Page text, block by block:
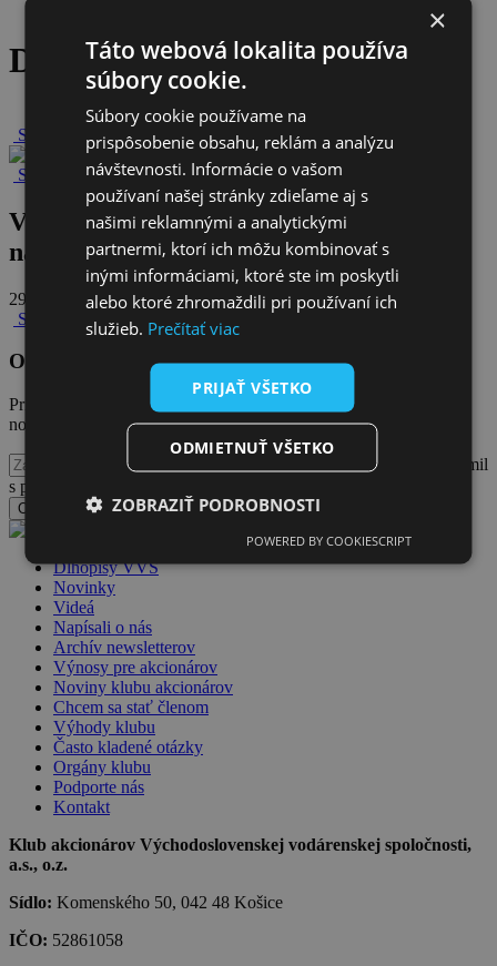
Detail článku
Späť na novinky
Späť na všetky novinky
VVS bude financovať spoluúčasti a
náklady obcí na projektoch
29. júna 2026
Späť na všetky novinky
Odoberajte naše novinky
Prihláste sa na odber
noviniek Klubu akcionárov VVS
Potvrdzujem, že som sa oboznámil
s podmienkami spracúvania a nakladania s osobnými údajmi
Odoslať formulár
Dlhopisy VVS
Novinky
Videá
Napísali o nás
Archív newsletterov
Výnosy pre akcionárov
Noviny klubu akcionárov
Chcem sa stať členom
Výhody klubu
Často kladené otázky
Orgány klubu
Podporte nás
Kontakt
Klub akcionárov Východoslovenskej vodárenskej spoločnosti,
a.s., o.z.
Sídlo: Komenského 50, 042 48 Košice
IČO: 52861058
×
Táto webová lokalita používa
súbory cookie.
Súbory cookie používame na
prispôsobenie obsahu, reklám a analýzu
návštevnosti. Informácie o vašom
používaní našej stránky zdieľame aj s
našimi reklamnými a analytickými
partnermi, ktorí ich môžu kombinovať s
inými informáciami, ktoré ste im poskytli
alebo ktoré zhromaždili pri používaní ich
služieb. Prečítať viac
PRIJAŤ VŠETKO
ODMIETNUŤ VŠETKO
ZOBRAZIŤ PODROBNOSTI
POWERED BY COOKIESCRIPT